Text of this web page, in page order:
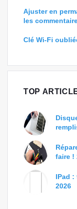
Ajuster en
les
Clé Wi-Fi
TOP
faire !
IPad
2026